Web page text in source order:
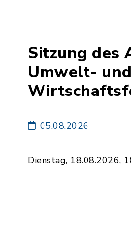
Sitzung des
Umwelt- und
05.08.2026
Dienstag, 18.08.2026,